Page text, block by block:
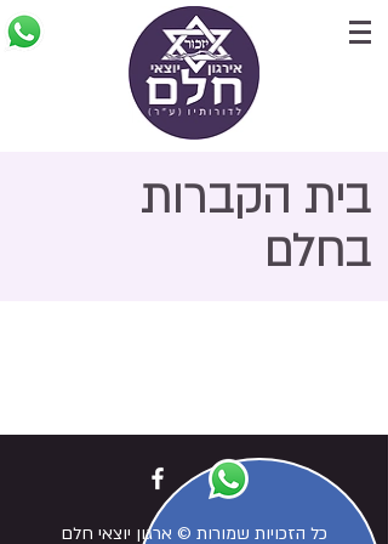
בית הקברות
בחלם
כל הזכויות שמורות © ארגון יוצאי חלם